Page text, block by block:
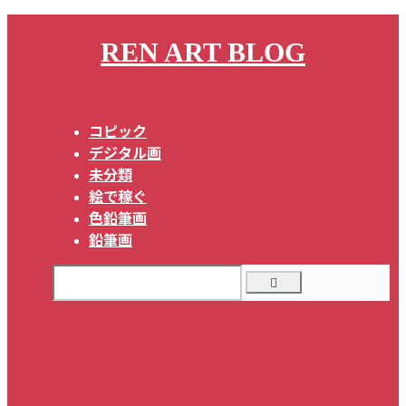
REN ART BLOG
コピック
デジタル画
未分類
絵で稼ぐ
色鉛筆画
鉛筆画